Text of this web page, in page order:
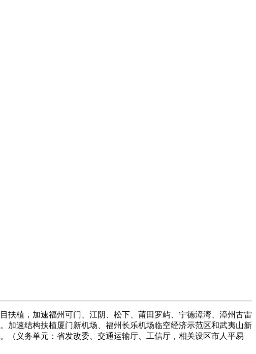
植，加速福州可门、江阴、松下、莆田罗屿、宁德漳湾、漳州古雷
加速结构扶植厦门新机场、福州长乐机场临空经济示范区和武夷山新
（义务单元：省发改委、交通运输厅、工信厅，相关设区市人平易